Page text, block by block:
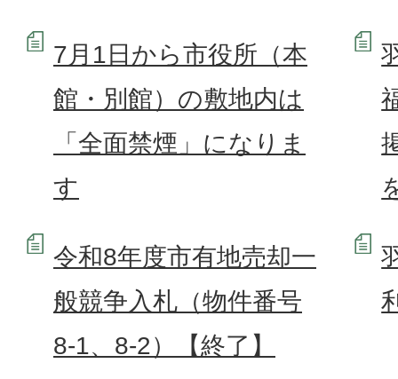
7月1日から市役所（本
館・別館）の敷地内は
「全面禁煙」になりま
す
令和8年度市有地売却一
般競争入札（物件番号
8-1、8-2）【終了】